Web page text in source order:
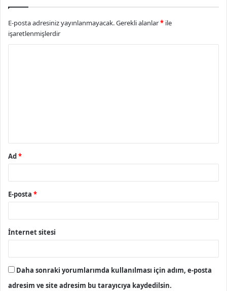
E-posta adresiniz yayınlanmayacak.Gerekli alanlar* ile
işaretlenmişlerdir
Ad*
E-posta *
İnternet sitesi
Daha sonraki yorumlarımda kullanılması için adım, e-posta
adresim ve site adresim bu tarayıcıya kaydedilsin.